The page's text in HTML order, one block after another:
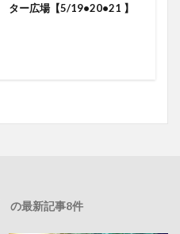
ター広場【5/19•20•21 】
の最新記事8件